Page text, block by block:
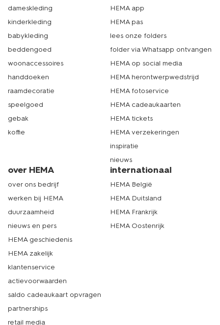
dameskleding
kinderkleding
babykleding
beddengoed
woonaccessoires
handdoeken
raamdecoratie
speelgoed
gebak
koffie
HEMA app
HEMA pas
lees onze folders
folder via Whatsapp ontvangen
HEMA op social media
HEMA herontwerpwedstrijd
HEMA fotoservice
HEMA cadeaukaarten
HEMA tickets
HEMA verzekeringen
inspiratie
nieuws
over HEMA
over ons bedrijf
werken bij HEMA
duurzaamheid
nieuws en pers
HEMA geschiedenis
HEMA zakelijk
klantenservice
actievoorwaarden
saldo cadeaukaart opvragen
partnerships
retail media
internationaal
HEMA België
HEMA Duitsland
HEMA Frankrijk
HEMA Oostenrijk